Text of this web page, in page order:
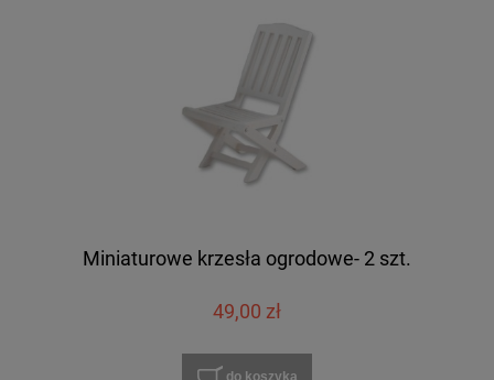
Miniaturowe krzesła ogrodowe- 2 szt.
49,00 zł
do koszyka